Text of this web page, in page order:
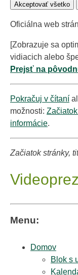
Akceptovať všetko
Oficiálna web
[Zobrazuje sa
vidiacich alebo
Prejsť na
Pokračuj v čítaní
možnosti:
informácie.
Začiatok stránky,
Menu:
Domov
Blok s